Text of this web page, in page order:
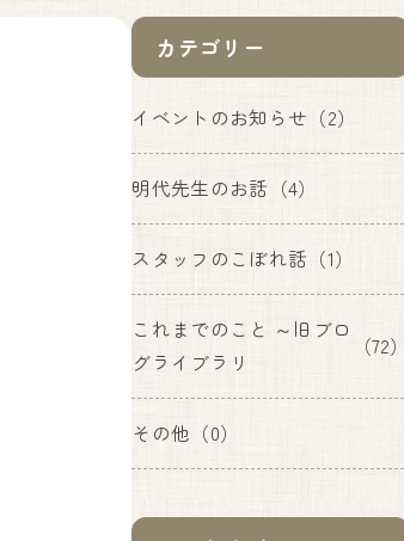
カテゴリー
イベントのお知らせ （2）
明代先生のお話 （4）
スタッフのこぼれ話 （1）
これまでのこと ～旧ブロ
グライブラリ
（72）
その他 （0）
産後ケア
乳房ケア
施設紹介
いのちの教育・助産師教育
よくあるご質問
お知らせ
ブログ